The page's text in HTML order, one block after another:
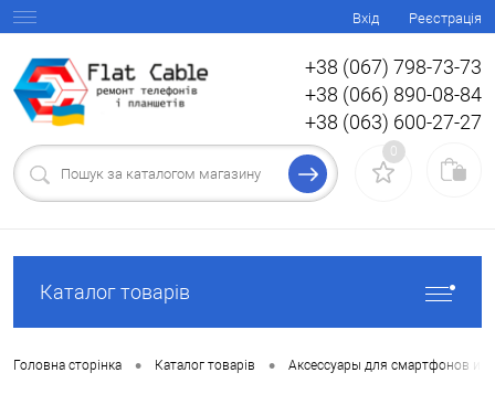
Вхід Реєстрація
+38 (067) 798-73-73
+38 (066) 890-08-84
+38 (063) 600-27-27
0
Каталог товарів
Головна сторінка • Каталог товарів • Аксессуары для смартфонов и